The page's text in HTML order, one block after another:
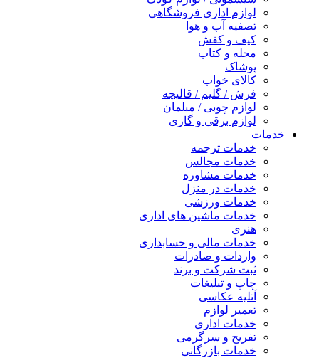
لوازم اداری فروشگاهی
تصفیه آب و هوا
کیف و کفش
مجله و کتاب
پوشاک
کالای خواب
فرش / گلیم / قالیچه
لوازم چوبی / مبلمان
لوازم برقی و گازی
خدمات
خدمات ترجمه
خدمات مجالس
خدمات مشاوره
خدمات در منزل
خدمات ورزشی
خدمات ماشین های اداری
هنری
خدمات مالی و حسابداری
واردات و صادرات
ثبت شرکت و برند
چاپ و تبلیغات
آتلیه عکاسی
تعمیر لوازم
خدمات اداری
تفریح و سرگرمی
خدمات بازرگانی